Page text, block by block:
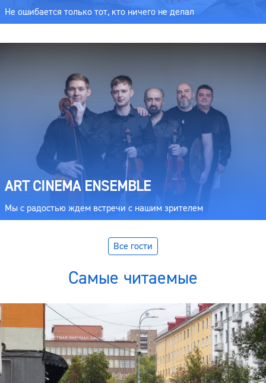
Не ошибается только тот, кто ничего не делал
ART CINEMA ENSEMBLE
Мы с радостью ждем встречи с нашим зрителем
Все гости
Самые читаемые